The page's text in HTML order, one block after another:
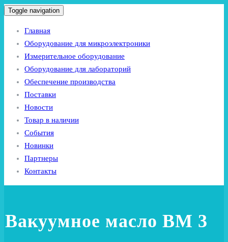
Toggle navigation
Главная
Оборудование для микроэлектроники
Измерительное оборудование
Оборудование для лабораторий
Обеспечение производства
Поставки
Новости
Товар в наличии
События
Новинки
Партнеры
Контакты
Вакуумное масло ВМ 3